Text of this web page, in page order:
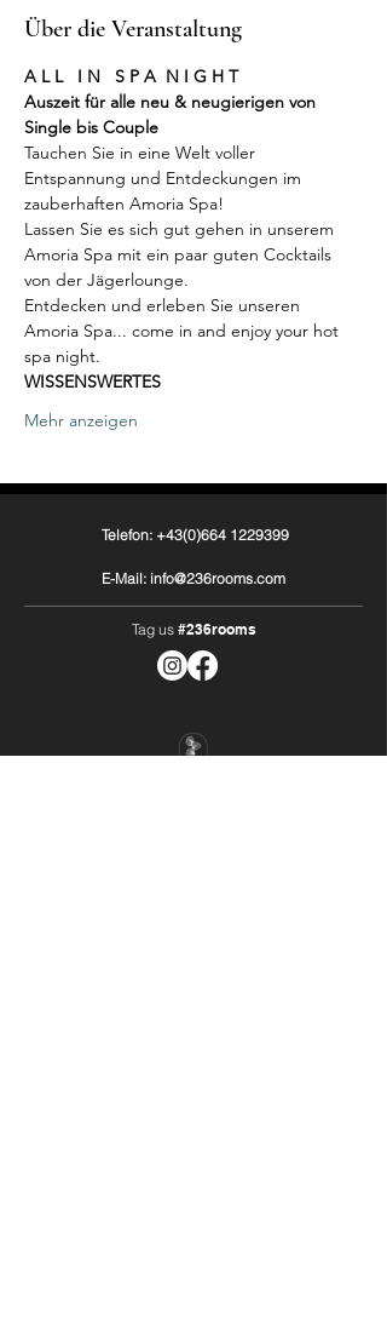
Über die Veranstaltung
A L L   I N   S P A  N I G H T
Auszeit für alle neu & neugierigen von
Single bis Couple
Tauchen Sie in eine Welt voller
Entspannung und Entdeckungen im
zauberhaften Amoria Spa!
Lassen Sie es sich gut gehen in unserem
Amoria Spa mit ein paar guten Cocktails
von der Jägerlounge.
Entdecken und erleben Sie unseren
Amoria Spa... come in and enjoy your hot
spa night.
WISSENSWERTES
Mehr anzeigen
Telefon: +43(0)664 1229399
E-Mail: info@236rooms.com
Tag us #236rooms